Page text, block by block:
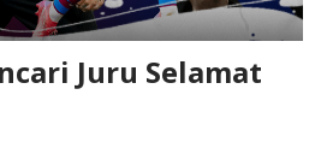
Juru Selamat